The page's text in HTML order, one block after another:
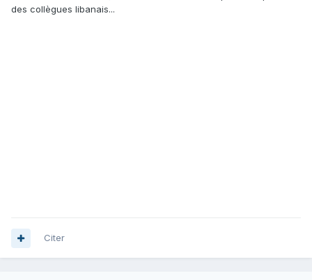
des collègues libanais...
Citer